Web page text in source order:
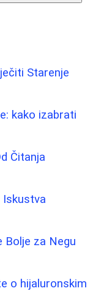
Starenje
kako izabrati
Čitanja
Iskustva
Bolje za Negu
o hijaluronskim